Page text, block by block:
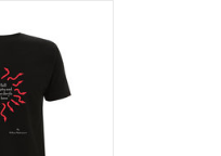
in moderne
Desmo Design.
WINKELWAGEN